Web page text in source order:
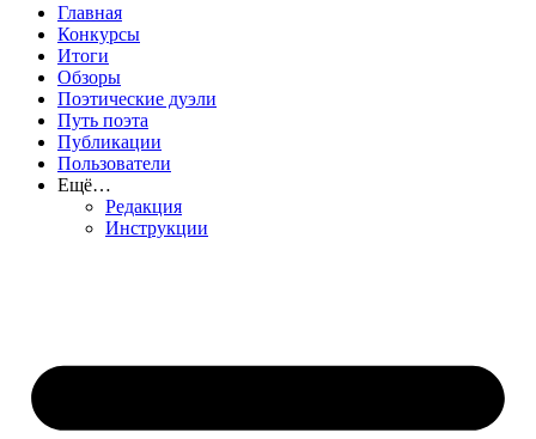
Главная
Конкурсы
Итоги
Обзоры
Поэтические дуэли
Путь поэта
Публикации
Пользователи
Ещё…
Редакция
Инструкции